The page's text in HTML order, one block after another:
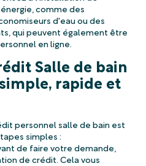
comme des
d'eau ou des
qui peuvent également être
en ligne.
Salle de bain
rapide et
personnel salle de bain est
simples :
de faire votre demande,
de crédit. Cela vous